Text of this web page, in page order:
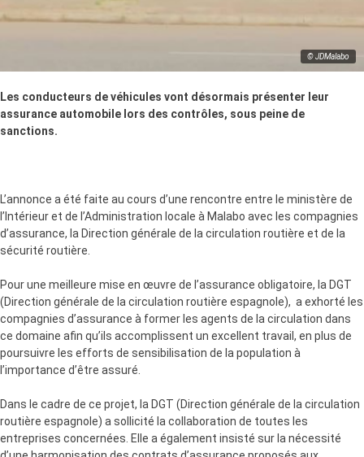
© JDMalabo
Les conducteurs de véhicules vont désormais présenter leur
assurance automobile lors des contrôles, sous peine de
sanctions.
L’annonce a été faite au cours d’une rencontre entre le ministère de
l’Intérieur et de l’Administration locale à Malabo avec les compagnies
d’assurance, la Direction générale de la circulation routière et de la
sécurité routière.
Pour une meilleure mise en œuvre de l’assurance obligatoire, la DGT
(Direction générale de la circulation routière espagnole), a exhorté les
compagnies d’assurance à former les agents de la circulation dans
ce domaine afin qu’ils accomplissent un excellent travail, en plus de
poursuivre les efforts de sensibilisation de la population à
l’importance d’être assuré.
Dans le cadre de ce projet, la DGT (Direction générale de la circulation
routière espagnole) a sollicité la collaboration de toutes les
entreprises concernées. Elle a également insisté sur la nécessité